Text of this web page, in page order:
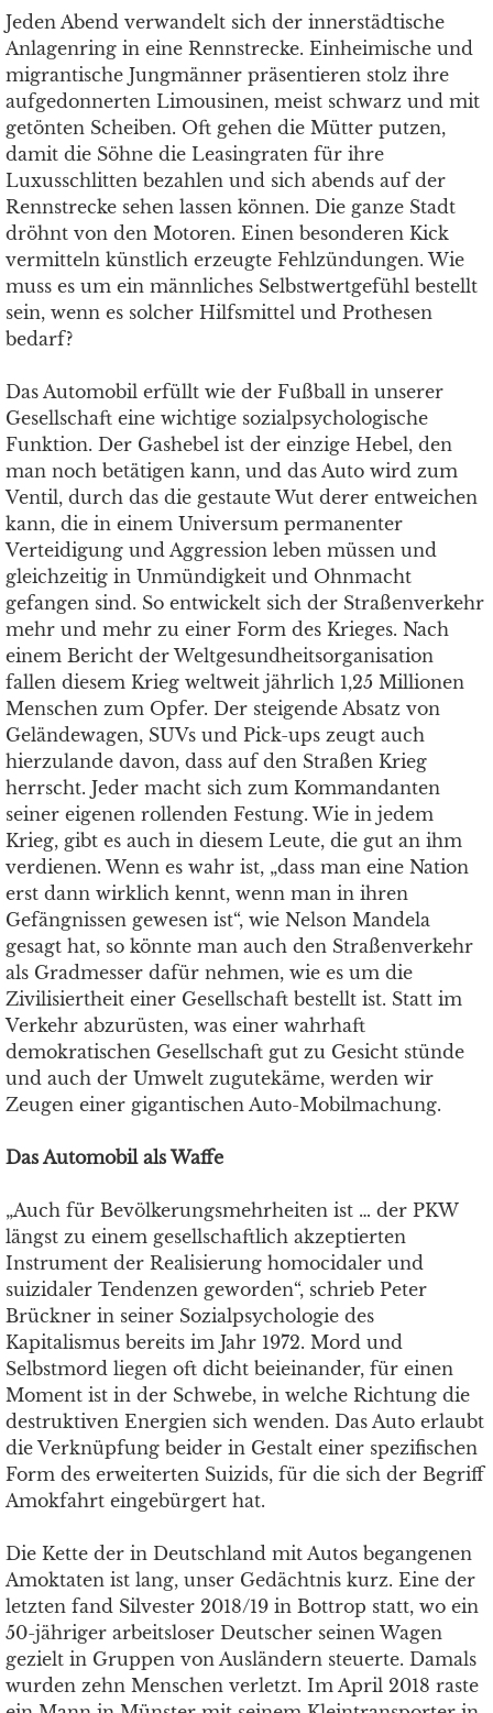
Jeden Abend verwandelt sich der innerstädtische
Anlagenring in eine Rennstrecke. Einheimische und
migrantische Jungmänner präsentieren stolz ihre
aufgedonnerten Limousinen, meist schwarz und mit
getönten Scheiben. Oft gehen die Mütter putzen,
damit die Söhne die Leasingraten für ihre
Luxusschlitten bezahlen und sich abends auf der
Rennstrecke sehen lassen können. Die ganze Stadt
dröhnt von den Motoren. Einen besonderen Kick
vermitteln künstlich erzeugte Fehlzündungen. Wie
muss es um ein männliches Selbstwertgefühl bestellt
sein, wenn es solcher Hilfsmittel und Prothesen
bedarf?
Das Automobil erfüllt wie der Fußball in unserer
Gesellschaft eine wichtige sozialpsychologische
Funktion. Der Gashebel ist der einzige Hebel, den
man noch betätigen kann, und das Auto wird zum
Ventil, durch das die gestaute Wut derer entweichen
kann, die in einem Universum permanenter
Verteidigung und Aggression leben müssen und
gleichzeitig in Unmündigkeit und Ohnmacht
gefangen sind. So entwickelt sich der Straßenverkehr
mehr und mehr zu einer Form des Krieges. Nach
einem Bericht der Weltgesundheitsorganisation
fallen diesem Krieg weltweit jährlich 1,25 Millionen
Menschen zum Opfer. Der steigende Absatz von
Geländewagen, SUVs und Pick-ups zeugt auch
hierzulande davon, dass auf den Straßen Krieg
herrscht. Jeder macht sich zum Kommandanten
seiner eigenen rollenden Festung. Wie in jedem
Krieg, gibt es auch in diesem Leute, die gut an ihm
verdienen. Wenn es wahr ist, „dass man eine Nation
erst dann wirklich kennt, wenn man in ihren
Gefängnissen gewesen ist“, wie Nelson Mandela
gesagt hat, so könnte man auch den Straßenverkehr
als Gradmesser dafür nehmen, wie es um die
Zivilisiertheit einer Gesellschaft bestellt ist. Statt im
Verkehr abzurüsten, was einer wahrhaft
demokratischen Gesellschaft gut zu Gesicht stünde
und auch der Umwelt zugutekäme, werden wir
Zeugen einer gigantischen Auto-Mobilmachung.
Das Automobil als Waffe
„Auch für Bevölkerungsmehrheiten ist … der PKW
längst zu einem gesellschaftlich akzeptierten
Instrument der Realisierung homocidaler und
suizidaler Tendenzen geworden“, schrieb Peter
Brückner in seiner Sozialpsychologie des
Kapitalismus bereits im Jahr 1972. Mord und
Selbstmord liegen oft dicht beieinander, für einen
Moment ist in der Schwebe, in welche Richtung die
destruktiven Energien sich wenden. Das Auto erlaubt
die Verknüpfung beider in Gestalt einer spezifischen
Form des erweiterten Suizids, für die sich der Begriff
Amokfahrt eingebürgert hat.
Die Kette der in Deutschland mit Autos begangenen
Amoktaten ist lang, unser Gedächtnis kurz. Eine der
letzten fand Silvester 2018/19 in Bottrop statt, wo ein
50-jähriger arbeitsloser Deutscher seinen Wagen
gezielt in Gruppen von Ausländern steuerte. Damals
wurden zehn Menschen verletzt. Im April 2018 raste